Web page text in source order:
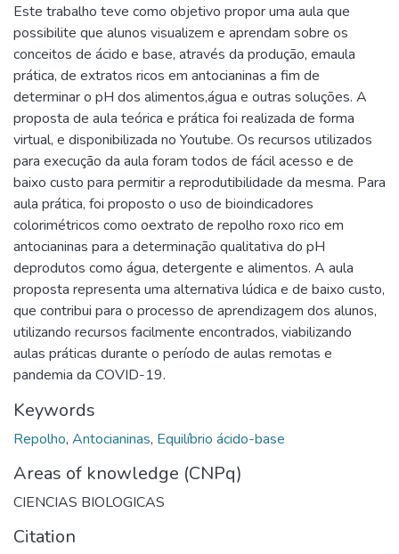
Este trabalho teve como objetivo propor uma aula que
possibilite que alunos visualizem e aprendam sobre os
conceitos de ácido e base, através da produção, emaula
prática, de extratos ricos em antocianinas a fim de
determinar o pH dos alimentos,água e outras soluções. A
proposta de aula teórica e prática foi realizada de forma
virtual, e disponibilizada no Youtube. Os recursos utilizados
para execução da aula foram todos de fácil acesso e de
baixo custo para permitir a reprodutibilidade da mesma. Para
aula prática, foi proposto o uso de bioindicadores
colorimétricos como oextrato de repolho roxo rico em
antocianinas para a determinação qualitativa do pH
deprodutos como água, detergente e alimentos. A aula
proposta representa uma alternativa lúdica e de baixo custo,
que contribui para o processo de aprendizagem dos alunos,
utilizando recursos facilmente encontrados, viabilizando
aulas práticas durante o período de aulas remotas e
pandemia da COVID-19.
Keywords
Repolho, Antocianinas, Equilíbrio ácido-base
Areas of knowledge (CNPq)
CIENCIAS BIOLOGICAS
Citation